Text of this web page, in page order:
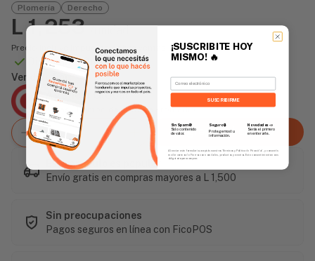
Plomería Derecho
L 1,253
Precio incluye impuesto sobre ventas
Disponible Online
Vendido Por:
Agencia Global
2 días - Tiempo de Entrega Promedio
Agregar al carrito
Este artículo es popular
Envío gratis en compras mayores a L 1,500
Sin preocupaciones
Pagos seguros en línea con FicoPOS
¡SUSCRIBITE HOY
MISMO! 🔥
Email
SUSCRIBIRME
Sin Spam 🚫
Solo contenido
de valor.
Seguro 🔒
Protegemos tu
información.
Novedades📣
Serás el primero
en enterarte.
Al enviar este formulario, aceptás nuestros Términos y Política de Privacidad, y consentís
recibir correos de Fierros con novedades, productos y eventos. Este consentimiento no es
obligatorio para comprar.